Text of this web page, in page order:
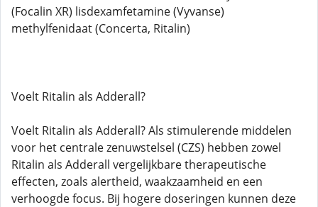
(Focalin XR) lisdexamfetamine (Vyvanse)
methylfenidaat (Concerta, Ritalin)
Voelt Ritalin als Adderall?
Voelt Ritalin als Adderall? Als stimulerende middelen
voor het centrale zenuwstelsel (CZS) hebben zowel
Ritalin als Adderall vergelijkbare therapeutische
effecten, zoals alertheid, waakzaamheid en een
verhoogde focus. Bij hogere doseringen kunnen deze